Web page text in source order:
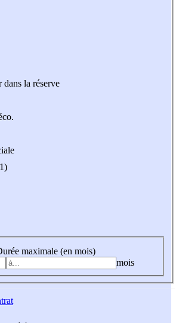
dans la réserve
maximale (en mois)
mois